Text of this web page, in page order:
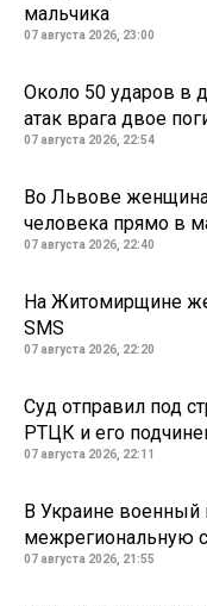
мальчика
07 августа 2026, 23:00
Около 50 ударов в
атак врага двое
07 августа 2026, 22:54
Во Львове
человека прямо в
07 августа 2026, 22:40
На Житомирщине
SMS
07 августа 2026, 22:20
Суд отправил под
РТЦК и его
07 августа 2026, 22:11
В Украине военный
межрегиональную
07 августа 2026, 21:55